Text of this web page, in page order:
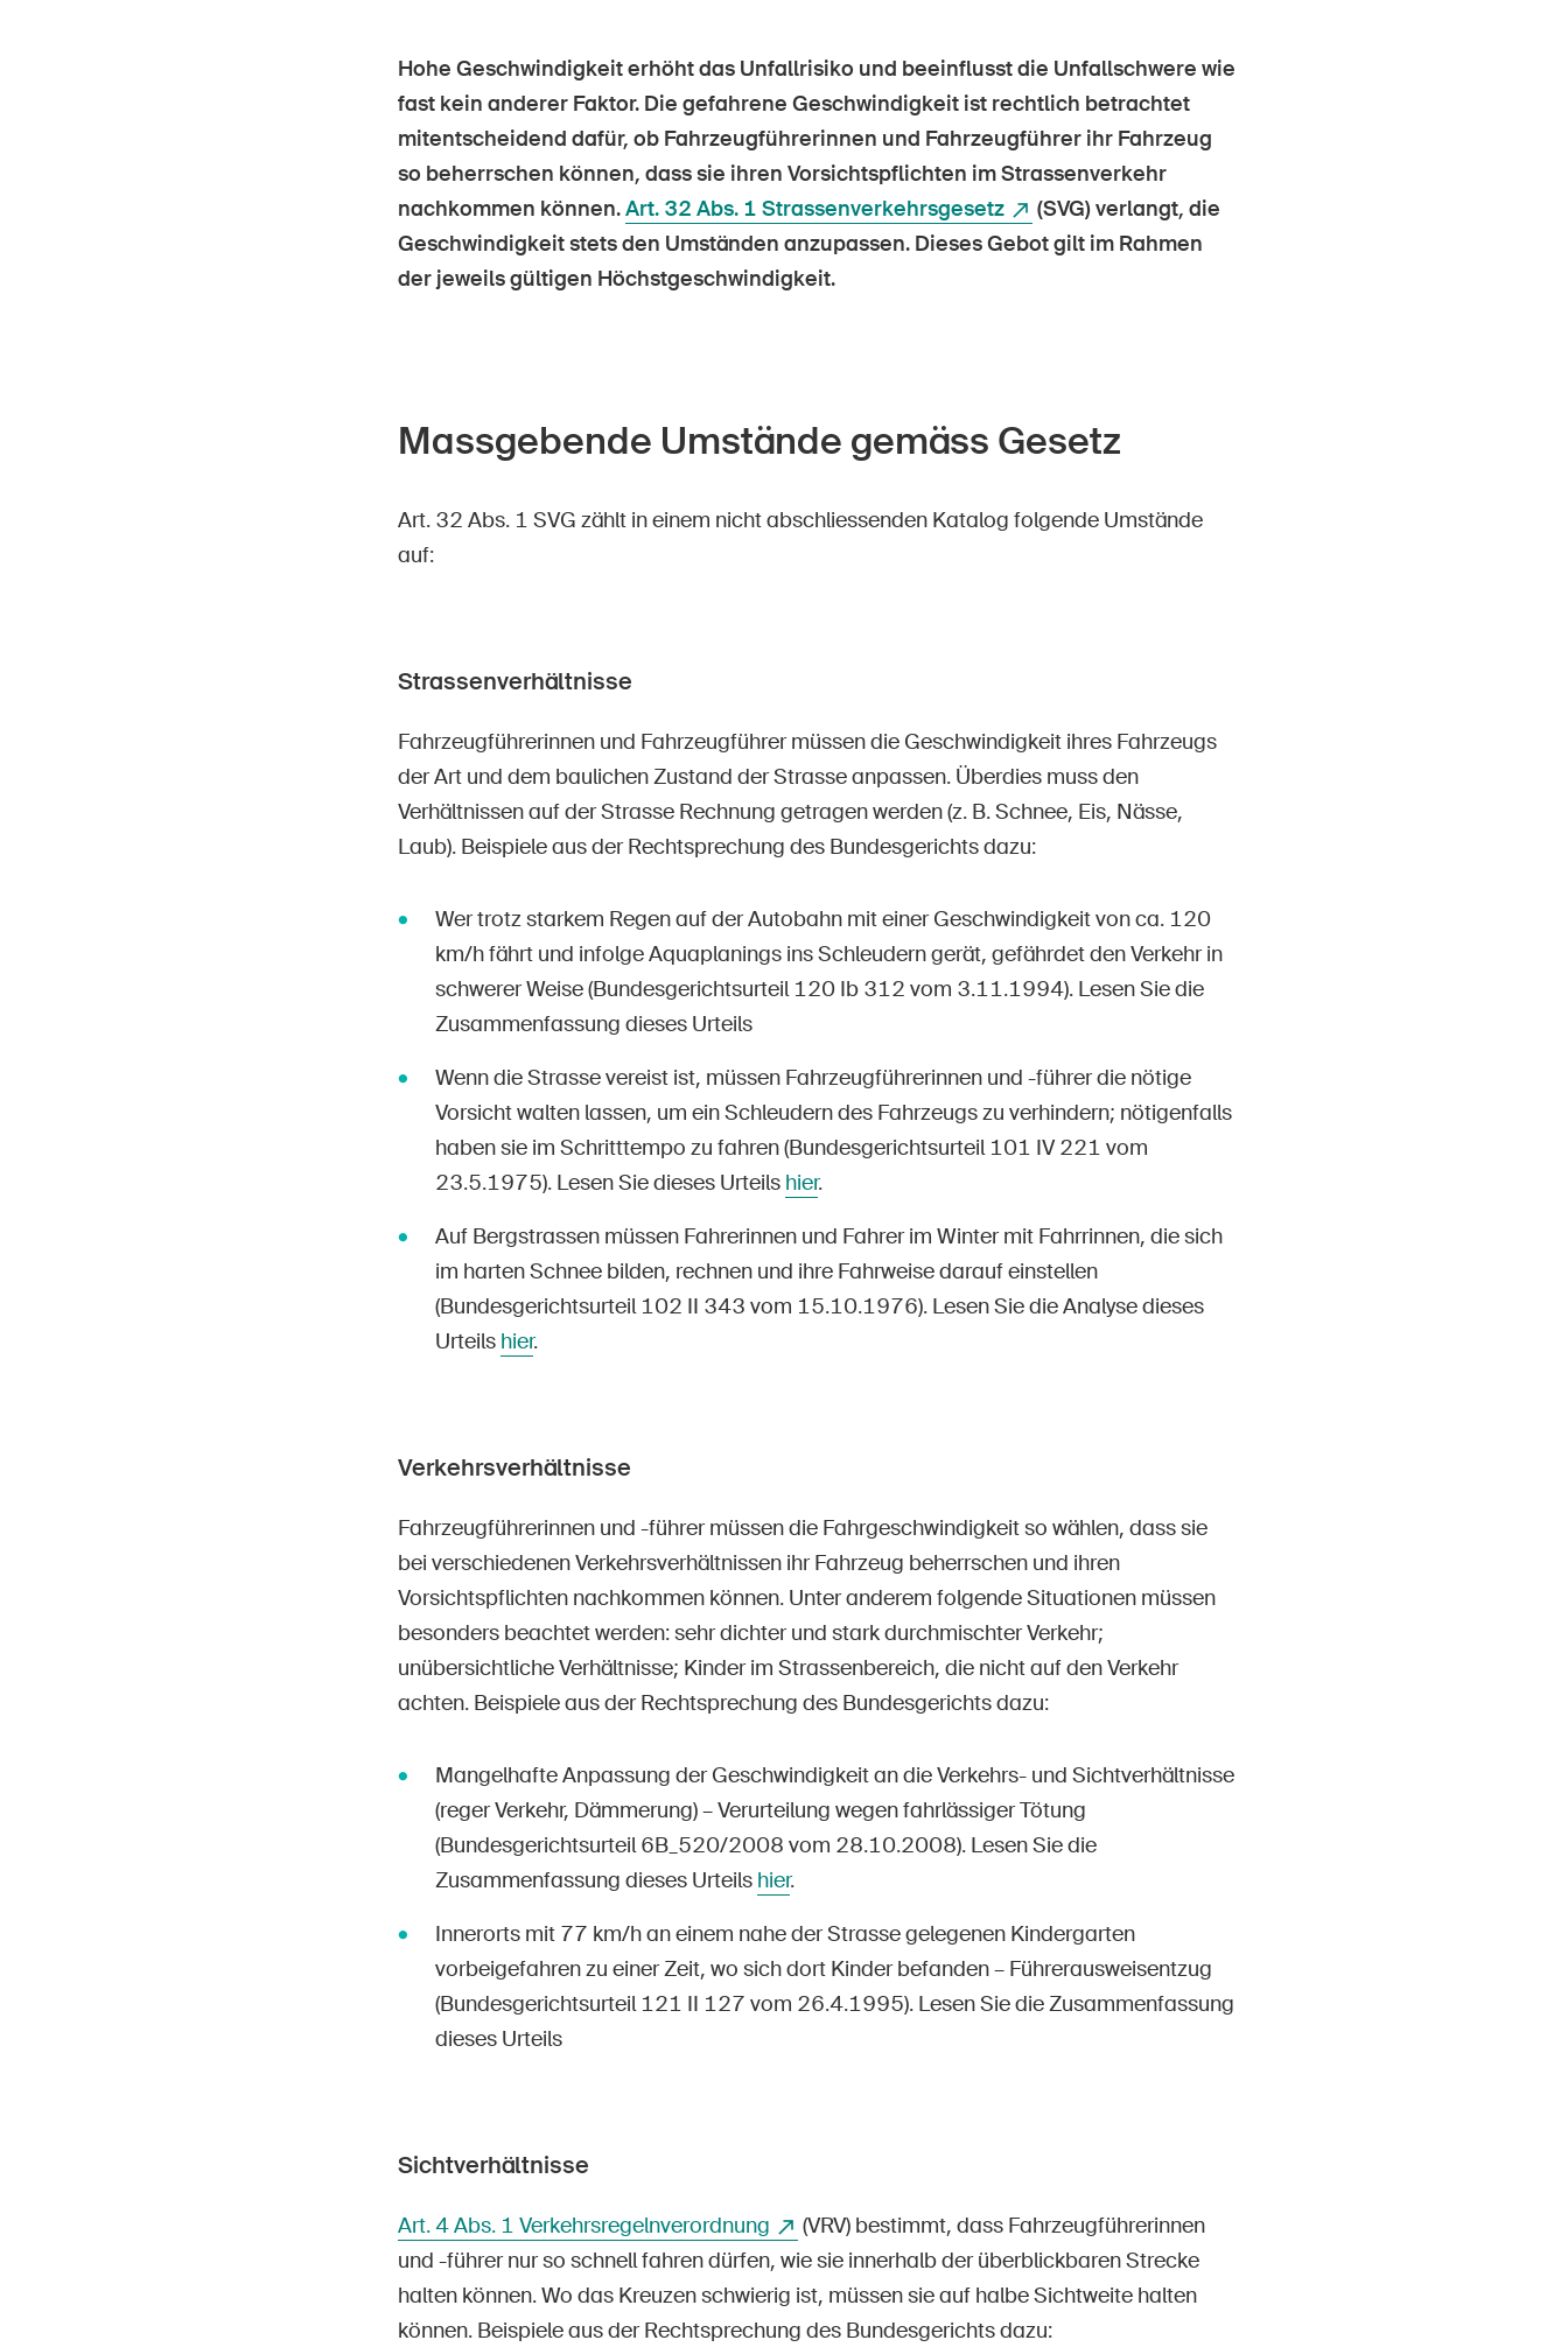
Startseite Newsletter abonnieren
Hohe Geschwindigkeit erhöht das Unfallrisiko und beeinflusst die Unfallschwere wie
fast kein anderer Faktor. Die gefahrene Geschwindigkeit ist rechtlich betrachtet
mitentscheidend dafür, ob Fahrzeugführerinnen und Fahrzeugführer ihr Fahrzeug
so beherrschen können, dass sie ihren Vorsichtspflichten im Strassenverkehr
nachkommen können.Art. 32 Abs. 1 Strassenverkehrsgesetz
(SVG) verlangt, die
Geschwindigkeit stets den Umständen anzupassen. Dieses Gebot gilt im Rahmen
der jeweils gültigen Höchstgeschwindigkeit.
Massgebende Umstände gemäss Gesetz
Art. 32 Abs. 1 SVG zählt in einem nicht abschliessenden Katalog folgende Umstände
auf:
Strassenverhältnisse
Fahrzeugführerinnen und Fahrzeugführer müssen die Geschwindigkeit ihres Fahrzeugs
der Art und dem baulichen Zustand der Strasse anpassen. Überdies muss den
Verhältnissen auf der Strasse Rechnung getragen werden (z. B. Schnee, Eis, Nässe,
Laub). Beispiele aus der Rechtsprechung des Bundesgerichts dazu:
Wer trotz starkem Regen auf der Autobahn mit einer Geschwindigkeit von ca. 120
km/h fährt und infolge Aquaplanings ins Schleudern gerät, gefährdet den Verkehr in
schwerer Weise (Bundesgerichtsurteil 120 Ib 312 vom 3.11.1994). Lesen Sie die
Zusammenfassung dieses Urteils
Wenn die Strasse vereist ist, müssen Fahrzeugführerinnen und -führer die nötige
Vorsicht walten lassen, um ein Schleudern des Fahrzeugs zu verhindern; nötigenfalls
haben sie im Schritttempo zu fahren (Bundesgerichtsurteil 101 IV 221 vom
23.5.1975). Lesen Sie dieses Urteils hier.
Auf Bergstrassen müssen Fahrerinnen und Fahrer im Winter mit Fahrrinnen, die sich
im harten Schnee bilden, rechnen und ihre Fahrweise darauf einstellen
(Bundesgerichtsurteil 102 II 343 vom 15.10.1976). Lesen Sie die Analyse dieses
Urteils hier.
Verkehrsverhältnisse
Fahrzeugführerinnen und -führer müssen die Fahrgeschwindigkeit so wählen, dass sie
bei verschiedenen Verkehrsverhältnissen ihr Fahrzeug beherrschen und ihren
Vorsichtspflichten nachkommen können. Unter anderem folgende Situationen müssen
besonders beachtet werden: sehr dichter und stark durchmischter Verkehr;
unübersichtliche Verhältnisse; Kinder im Strassenbereich, die nicht auf den Verkehr
achten. Beispiele aus der Rechtsprechung des Bundesgerichts dazu:
Mangelhafte Anpassung der Geschwindigkeit an die Verkehrs- und Sichtverhältnisse
(reger Verkehr, Dämmerung) – Verurteilung wegen fahrlässiger Tötung
(Bundesgerichtsurteil 6B_520/2008 vom 28.10.2008). Lesen Sie die
Zusammenfassung dieses Urteils hier.
Innerorts mit 77 km/h an einem nahe der Strasse gelegenen Kindergarten
vorbeigefahren zu einer Zeit, wo sich dort Kinder befanden – Führerausweisentzug
(Bundesgerichtsurteil 121 II 127 vom 26.4.1995). Lesen Sie die Zusammenfassung
dieses Urteils
Sichtverhältnisse
Art. 4 Abs. 1 Verkehrsregelnverordnung
(VRV) bestimmt, dass Fahrzeugführerinnen
und -führer nur so schnell fahren dürfen, wie sie innerhalb der überblickbaren Strecke
halten können. Wo das Kreuzen schwierig ist, müssen sie auf halbe Sichtweite halten
können. Beispiele aus der Rechtsprechung des Bundesgerichts dazu: